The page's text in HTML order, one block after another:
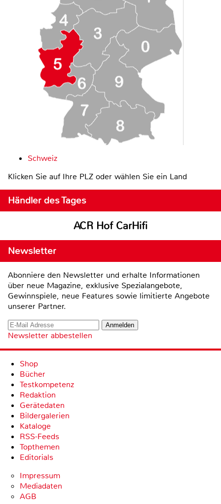
Schweiz
Klicken Sie auf Ihre PLZ oder wählen Sie ein Land
Händler des Tages
ACR Hof CarHifi
Newsletter
Abonniere den Newsletter und erhalte Informationen
über neue Magazine, exklusive Spezialangebote,
Gewinnspiele, neue Features sowie limitierte Angebote
unserer Partner.
Newsletter abbestellen
Shop
Bücher
Testkompetenz
Redaktion
Gerätedaten
Bildergalerien
Kataloge
RSS-Feeds
Topthemen
Editorials
Impressum
Mediadaten
AGB